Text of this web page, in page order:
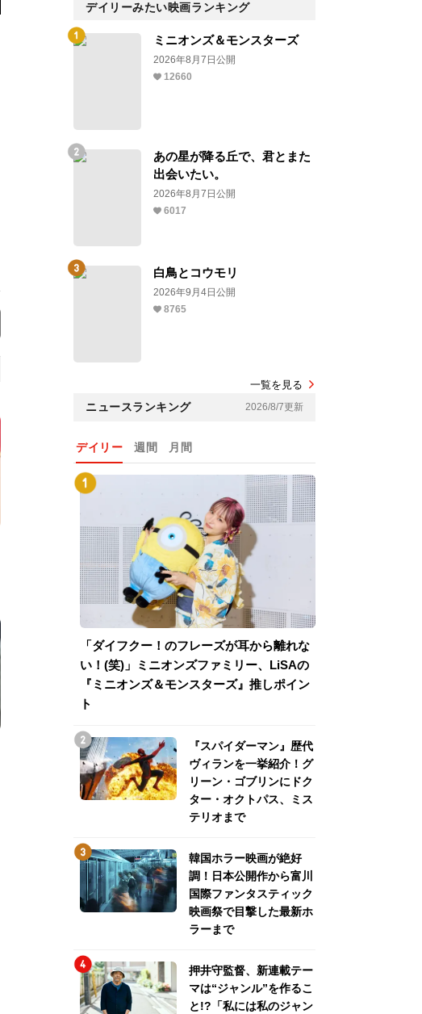
デイリーみたい映画ランキング
ミニオンズ＆モンスターズ
2026年8月7日公開
12660
あの星が降る丘で、君とまた
出会いたい。
2026年8月7日公開
6017
白鳥とコウモリ
2026年9月4日公開
8765
一覧を見る
ニュースランキング 2026/8/7更新
デイリー 週間 月間
「ダイフクー！のフレーズが耳から離れな
い！(笑)」ミニオンズファミリー、LiSAの
『ミニオンズ＆モンスターズ』推しポイン
ト
『スパイダーマン』歴代
ヴィランを一挙紹介！グ
リーン・ゴブリンにドク
ター・オクトパス、ミス
テリオまで
韓国ホラー映画が絶好
調！日本公開作から富川
国際ファンタスティック
映画祭で目撃した最新ホ
ラーまで
押井守監督、新連載テー
マは“ジャンル”を作るこ
と!?「私には私のジャン